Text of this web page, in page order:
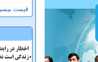
قیمت
اخطار در
زندگی است